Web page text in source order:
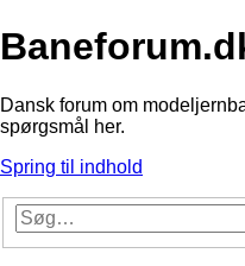
Dansk forum om
spørgsmål her.
Spring til indhold